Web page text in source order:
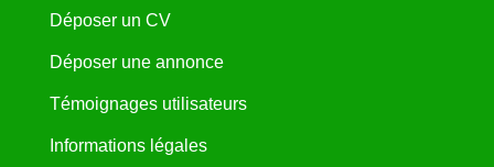
Déposer un CV
Déposer une annonce
Témoignages utilisateurs
Informations légales